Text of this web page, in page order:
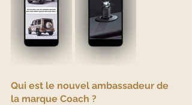
Qui est le nouvel ambassadeur de
la marque Coach ?